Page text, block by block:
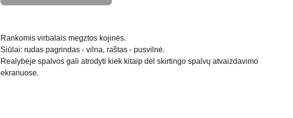
Rankomis virbalais megztos kojinės.
Siūlai: rudas pagrindas - vilna, raštas - pusvilnė.
Realybėje spalvos gali atrodyti kiek kitaip dėl skirtingo spalvų atvaizdavimo
ekranuose.